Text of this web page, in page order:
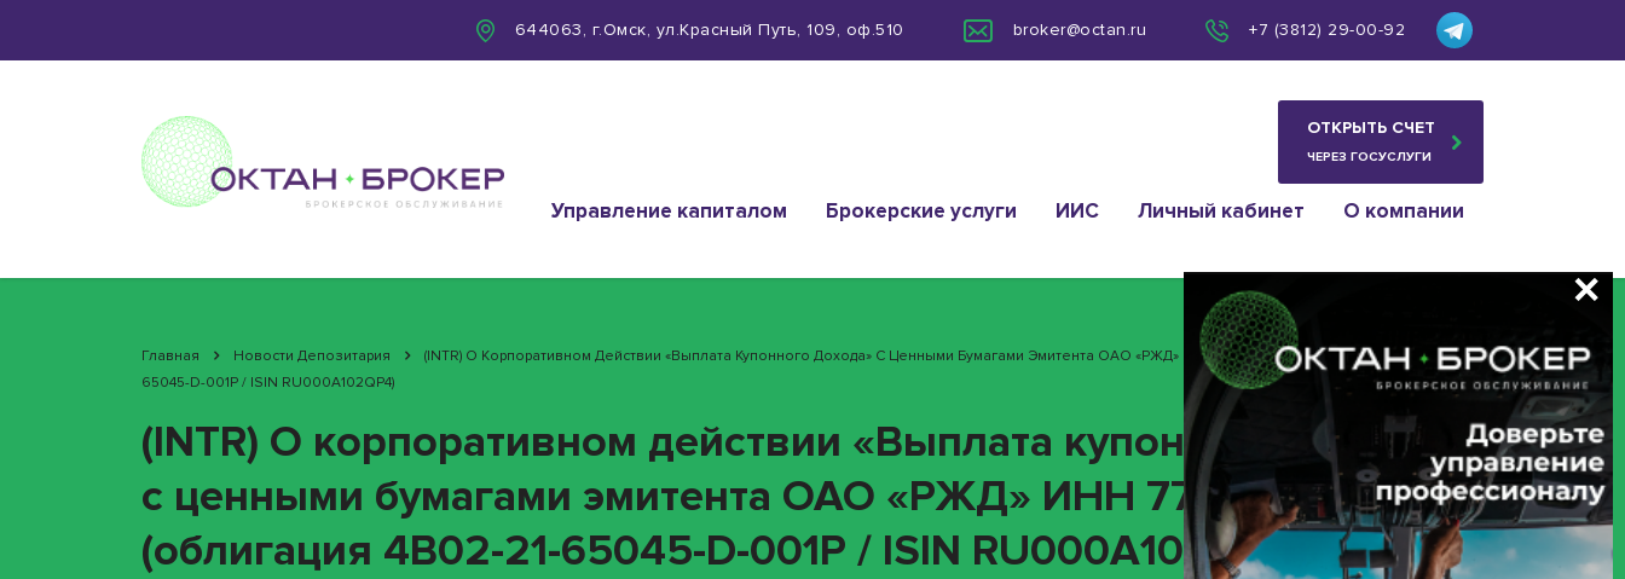
644063, г.Омск, ул.Красный Путь, 109, оф.510 broker@octan.ru +7 (3812) 29-00-92
ОТКРЫТЬ СЧЕТ
ЧЕРЕЗ ГОСУСЛУГИ
Управление капиталом Брокерские услуги ИИС Личный кабинет О компании
Главная Новости Депозитария
(INTR) О Корпоративном Действии «Выплата Купонного Дохода» С Ценными Бумагами Эмитента ОАО «РЖД» ИНН 7708503727 (облигация 4B02-21-
65045-D-001P / ISIN RU000A102QP4)
(INTR) О корпоративном действии «Выплата купонного дохода»
с ценными бумагами эмитента ОАО «РЖД» ИНН 7708503727
(облигация 4B02-21-65045-D-001P / ISIN RU000A102QP4)